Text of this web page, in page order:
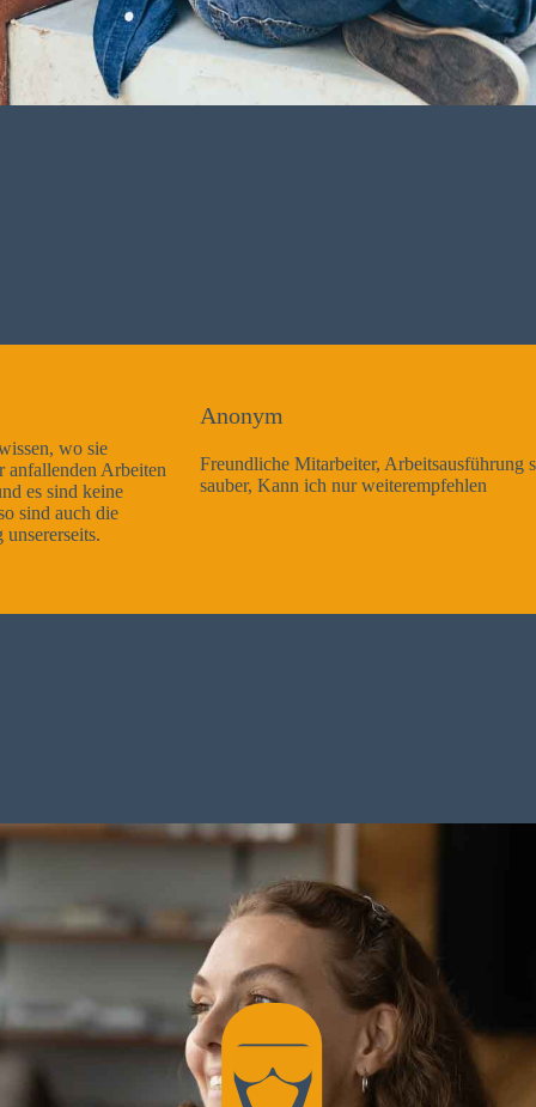
Freundliche Mitarbeiter, Arbeitsausführung sehr gut und sehr
sauber, Kann ich nur weiterempfehlen